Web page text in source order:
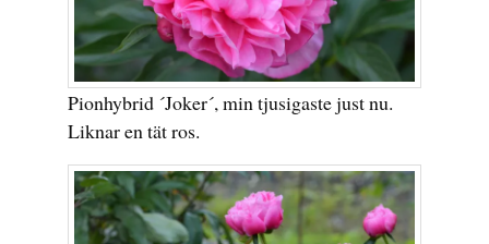
Pionhybrid ´Joker´, min tjusigaste just nu.
Liknar en tät ros.